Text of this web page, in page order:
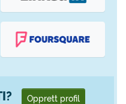
Opprett profil